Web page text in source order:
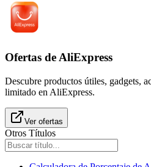
Ofertas de AliExpress
Descubre productos útiles, gadgets,
limitado en AliExpress.
Ver ofertas
Otros Títulos